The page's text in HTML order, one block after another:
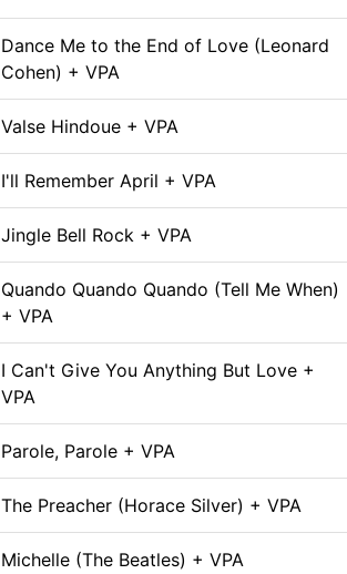
Dance Me to the End of Love (Leonard
Cohen) + VPA
Valse Hindoue + VPA
I'll Remember April + VPA
Jingle Bell Rock + VPA
Quando Quando Quando (Tell Me When)
+ VPA
I Can't Give You Anything But Love +
VPA
Parole, Parole + VPA
The Preacher (Horace Silver) + VPA
Michelle (The Beatles) + VPA